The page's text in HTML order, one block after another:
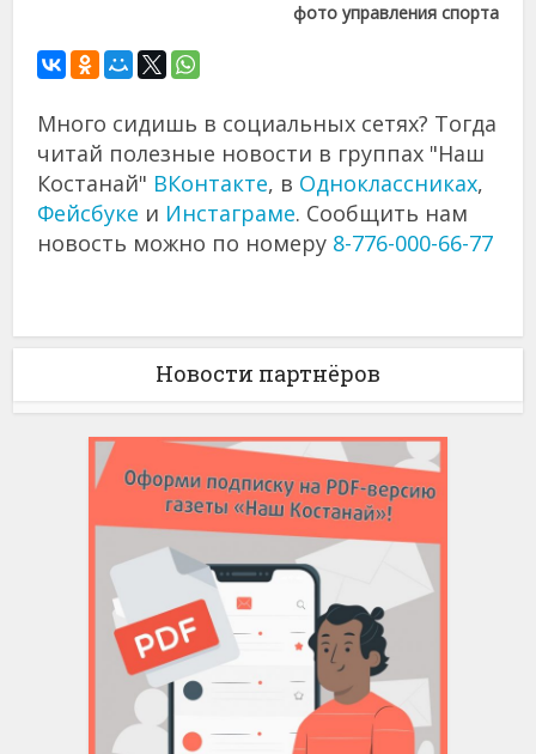
фото управления спорта
Много сидишь в социальных сетях? Тогда
читай полезные новости в группах "Наш
Костанай" ВКонтакте, в Одноклассниках,
Фейсбуке и Инстаграме. Сообщить нам
новость можно по номеру 8-776-000-66-77
Новости партнёров